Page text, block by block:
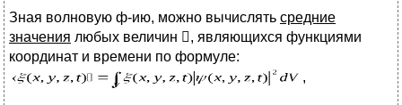
Зная волновую ф-ию, можно вычислять средние
значения любых величин , являющихся функциями
координат и времени по формуле:
,